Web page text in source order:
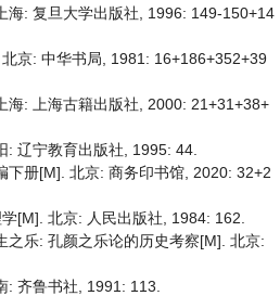
海: 复旦大学出版社, 1996: 149-150+14
京: 中华书局, 1981: 16+186+352+39
海: 上海古籍出版社, 2000: 21+31+38+
: 辽宁教育出版社, 1995: 44.
下册[M]. 北京: 商务印书馆, 2020: 32+2
[M]. 北京: 人民出版社, 1984: 162.
之乐: 孔颜之乐论的历史考察[M]. 北京:
: 齐鲁书社, 1991: 113.